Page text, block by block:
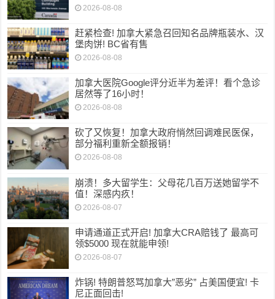
2026-08-08
赶紧检查! 加拿大紧急召回知名品牌瓶装水、汉
堡肉饼! BC省有售
2026-08-08
加拿大医院Google评分近半为差评！看个急诊
居然等了16小时！
2026-08-08
砍了又恢复！加拿大政府悄然回调难民医保，
部分福利重新全额报销！
2026-08-08
崩溃！多大留学生：父母花几百万送她留学不
值！深感内疚！
2026-08-07
申请通道正式开启! 加拿大CRA赔钱了 最高可
领$5000 现在就能申领!
2026-08-07
炸锅! 特朗普怒骂加拿大”恶劣” 占美国便宜! 卡
尼正面回击!